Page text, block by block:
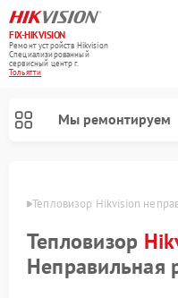
FIX-HIKVISION
Ремонт устройств Hikvision
Специализированный
cервисный центр г.
Тольятти
Мы ремонтируем
Тепловизор Hikvision
Тепловизор
Неправильная